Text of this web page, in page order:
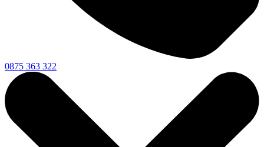
0875 363 322